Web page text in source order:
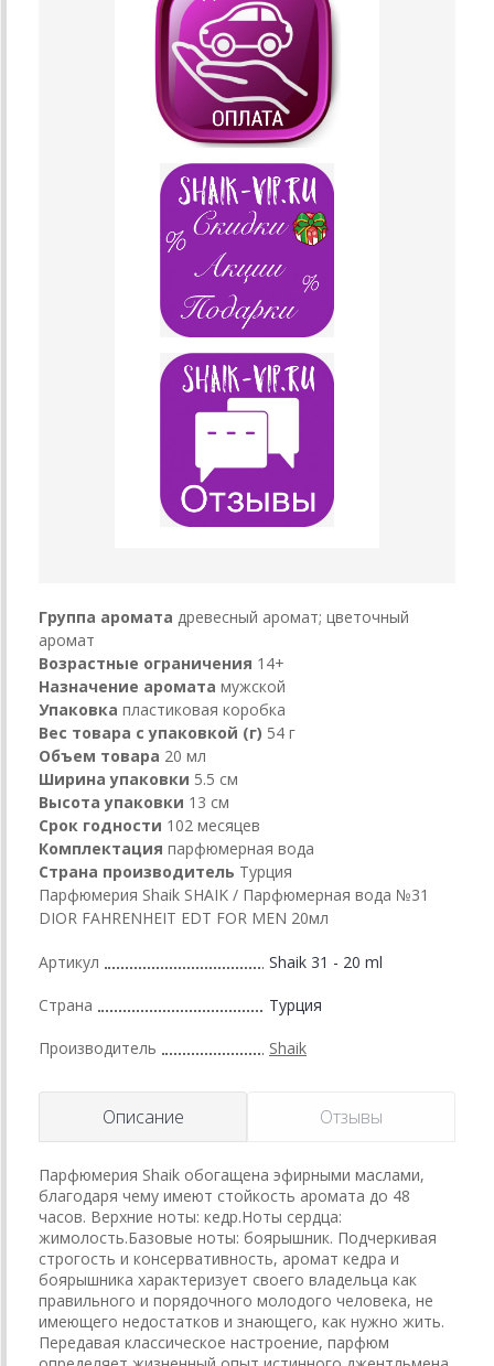
Группа аромата древесный аромат; цветочный
аромат
Возрастные ограничения 14+
Назначение аромата мужской
Упаковка пластиковая коробка
Вес товара с упаковкой (г) 54 г
Объем товара 20 мл
Ширина упаковки 5.5 см
Высота упаковки 13 см
Срок годности 102 месяцев
Комплектация парфюмерная вода
Страна производитель Турция
Парфюмерия Shaik SHAIK / Парфюмерная вода №31
DIOR FAHRENHEIT EDT FOR MEN 20мл
Артикул Shaik 31 - 20 ml
Страна Турция
Производитель Shaik
Описание Отзывы
Парфюмерия Shaik обогащена эфирными маслами,
благодаря чему имеют стойкость аромата до 48
часов. Верхние ноты: кедр.Ноты сердца:
жимолость.Базовые ноты: боярышник. Подчеркивая
строгость и консервативность, аромат кедра и
боярышника характеризует своего владельца как
правильного и порядочного молодого человека, не
имеющего недостатков и знающего, как нужно жить.
Передавая классическое настроение, парфюм